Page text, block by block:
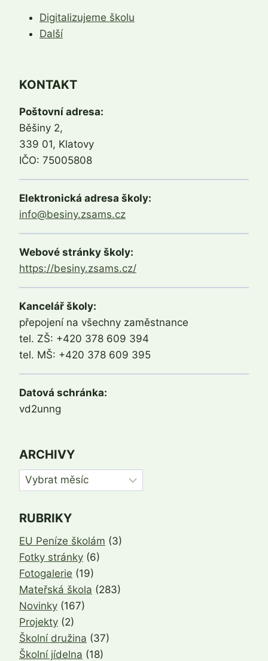
Digitalizujeme školu
Další
KONTAKT
Poštovní adresa:
Běšiny 2,
339 01, Klatovy
IČO: 75005808
Elektronická adresa školy:
info@besiny.zsams.cz
Webové stránky školy:
https://besiny.zsams.cz/
Kancelář školy:
přepojení na všechny zaměstnance
tel. ZŠ: +420 378 609 394
tel. MŠ: +420 378 609 395
Datová schránka:
vd2unng
ARCHIVY
Archivy
RUBRIKY
EU Peníze školám (3)
Fotky stránky (6)
Fotogalerie (19)
Mateřská škola (283)
Novinky (167)
Projekty (2)
Školní družina (37)
Školní jídelna (18)